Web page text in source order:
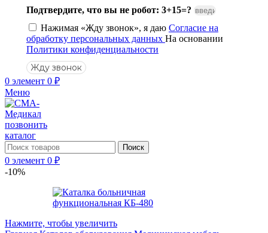
Подтвердите, что вы не робот: 3+15=?
Нажимая «Жду звонок», я даю Согласие на
обработку персональных данных На основании
Политики конфиденциальности
Жду звонок
0 элемент 0 ₽
Меню
позвонить
каталог
Поиск
0 элемент 0 ₽
-10%
Нажмите, чтобы увеличить